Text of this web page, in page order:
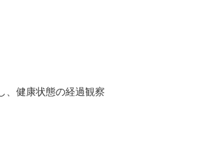
、健康状態の経過観察